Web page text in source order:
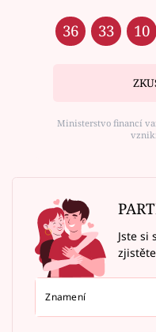
36 33 10
Ministerstvo financí
Jste si